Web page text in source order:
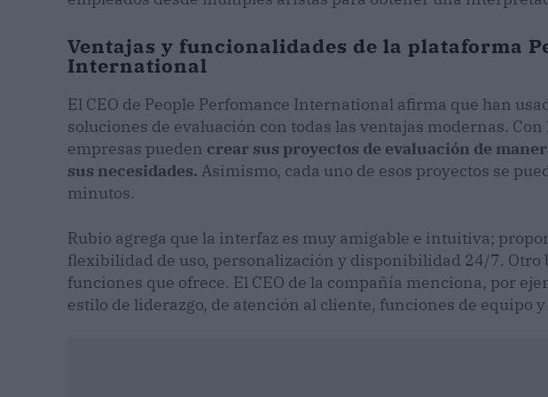
Ventajas y funcionalidades de la plataforma
International
El CEO de People Perfomance International afirma que han
soluciones de evaluación con todas las ventajas modernas.
empresas pueden crear sus proyectos de evaluación de
sus necesidades. Asimismo, cada uno de esos proyectos se
minutos.
Rubio agrega que la interfaz es muy amigable e intuitiva;
flexibilidad de uso, personalización y disponibilidad 24/7. Otro
funciones que ofrece. El CEO de la compañía menciona, por
estilo de liderazgo, de atención al cliente, funciones de equipo